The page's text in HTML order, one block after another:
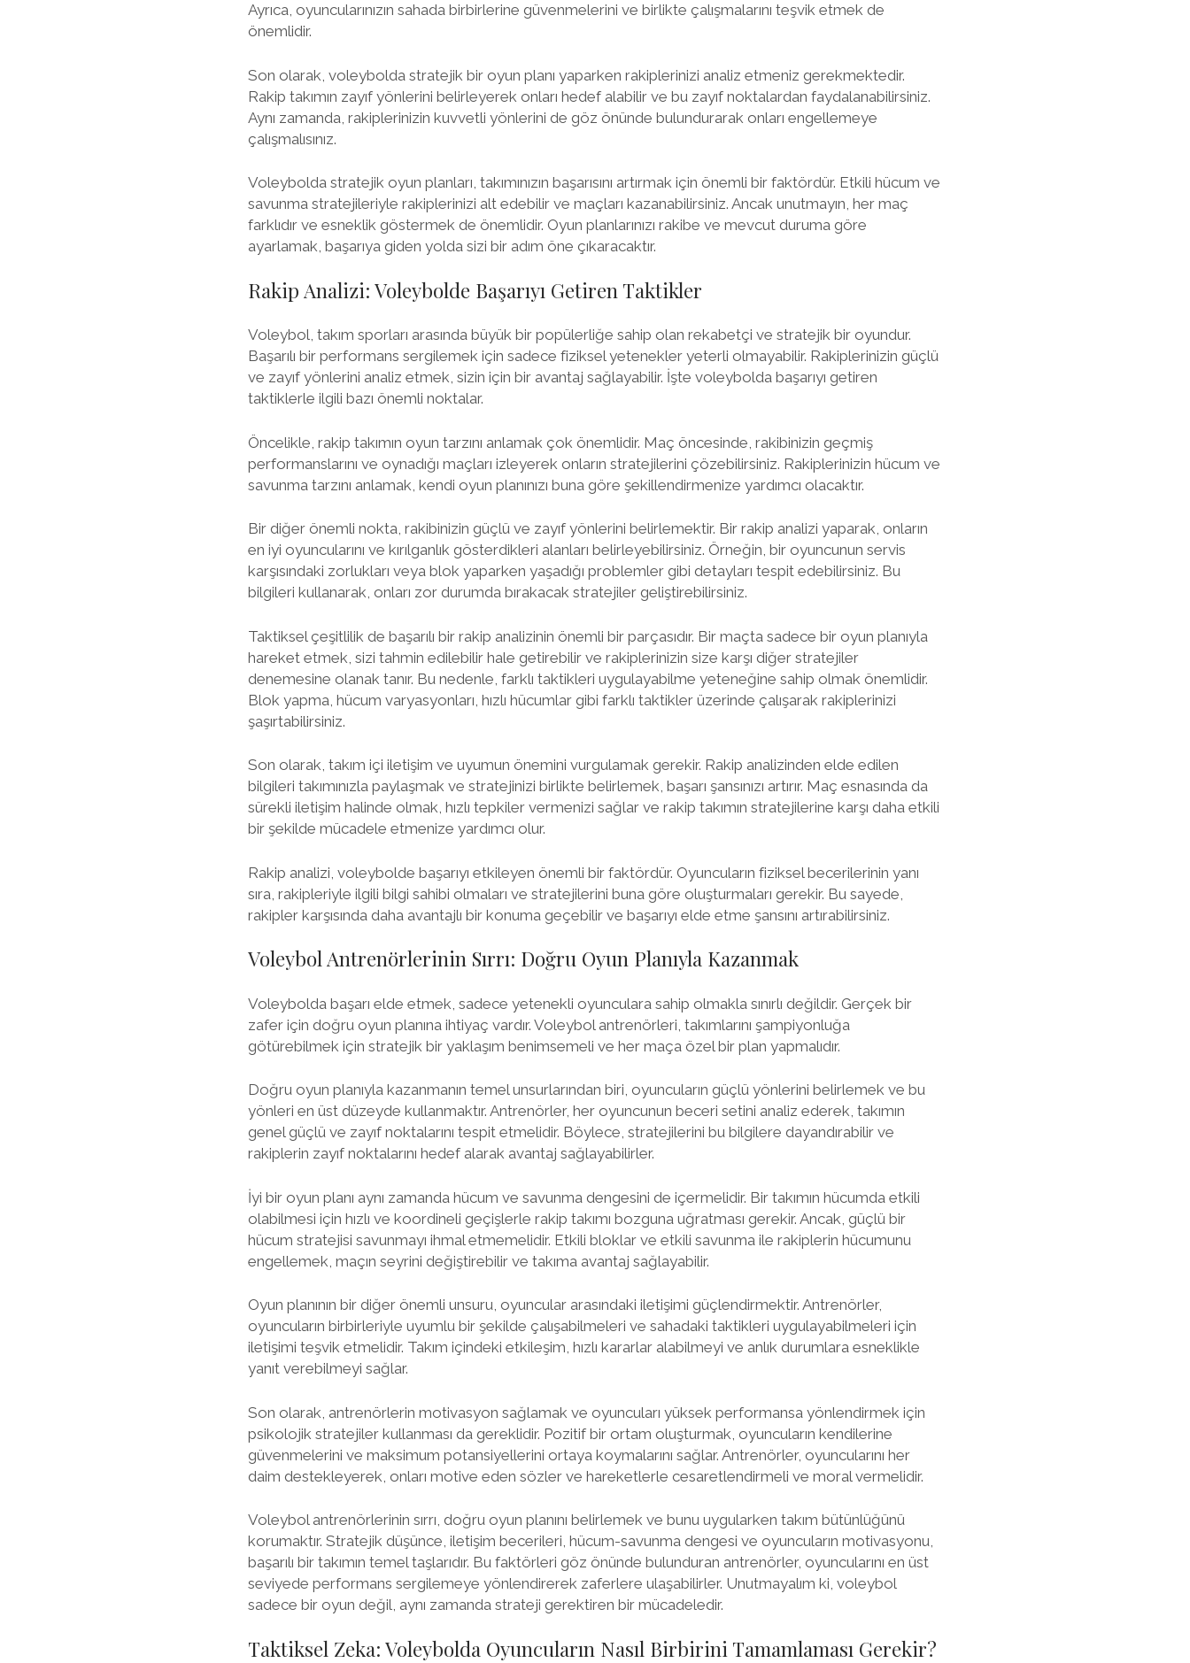
Ayrıca, oyuncularınızın sahada birbirlerine güvenmelerini ve birlikte çalışmalarını teşvik etmek de
önemlidir.
Son olarak, voleybolda stratejik bir oyun planı yaparken rakiplerinizi analiz etmeniz gerekmektedir.
Rakip takımın zayıf yönlerini belirleyerek onları hedef alabilir ve bu zayıf noktalardan faydalanabilirsiniz.
Aynı zamanda, rakiplerinizin kuvvetli yönlerini de göz önünde bulundurarak onları engellemeye
çalışmalısınız.
Voleybolda stratejik oyun planları, takımınızın başarısını artırmak için önemli bir faktördür. Etkili hücum ve
savunma stratejileriyle rakiplerinizi alt edebilir ve maçları kazanabilirsiniz. Ancak unutmayın, her maç
farklıdır ve esneklik göstermek de önemlidir. Oyun planlarınızı rakibe ve mevcut duruma göre
ayarlamak, başarıya giden yolda sizi bir adım öne çıkaracaktır.
Rakip Analizi: Voleybolde Başarıyı Getiren Taktikler
Voleybol, takım sporları arasında büyük bir popülerliğe sahip olan rekabetçi ve stratejik bir oyundur.
Başarılı bir performans sergilemek için sadece fiziksel yetenekler yeterli olmayabilir. Rakiplerinizin güçlü
ve zayıf yönlerini analiz etmek, sizin için bir avantaj sağlayabilir. İşte voleybolda başarıyı getiren
taktiklerle ilgili bazı önemli noktalar.
Öncelikle, rakip takımın oyun tarzını anlamak çok önemlidir. Maç öncesinde, rakibinizin geçmiş
performanslarını ve oynadığı maçları izleyerek onların stratejilerini çözebilirsiniz. Rakiplerinizin hücum ve
savunma tarzını anlamak, kendi oyun planınızı buna göre şekillendirmenize yardımcı olacaktır.
Bir diğer önemli nokta, rakibinizin güçlü ve zayıf yönlerini belirlemektir. Bir rakip analizi yaparak, onların
en iyi oyuncularını ve kırılganlık gösterdikleri alanları belirleyebilirsiniz. Örneğin, bir oyuncunun servis
karşısındaki zorlukları veya blok yaparken yaşadığı problemler gibi detayları tespit edebilirsiniz. Bu
bilgileri kullanarak, onları zor durumda bırakacak stratejiler geliştirebilirsiniz.
Taktiksel çeşitlilik de başarılı bir rakip analizinin önemli bir parçasıdır. Bir maçta sadece bir oyun planıyla
hareket etmek, sizi tahmin edilebilir hale getirebilir ve rakiplerinizin size karşı diğer stratejiler
denemesine olanak tanır. Bu nedenle, farklı taktikleri uygulayabilme yeteneğine sahip olmak önemlidir.
Blok yapma, hücum varyasyonları, hızlı hücumlar gibi farklı taktikler üzerinde çalışarak rakiplerinizi
şaşırtabilirsiniz.
Son olarak, takım içi iletişim ve uyumun önemini vurgulamak gerekir. Rakip analizinden elde edilen
bilgileri takımınızla paylaşmak ve stratejinizi birlikte belirlemek, başarı şansınızı artırır. Maç esnasında da
sürekli iletişim halinde olmak, hızlı tepkiler vermenizi sağlar ve rakip takımın stratejilerine karşı daha etkili
bir şekilde mücadele etmenize yardımcı olur.
Rakip analizi, voleybolde başarıyı etkileyen önemli bir faktördür. Oyuncuların fiziksel becerilerinin yanı
sıra, rakipleriyle ilgili bilgi sahibi olmaları ve stratejilerini buna göre oluşturmaları gerekir. Bu sayede,
rakipler karşısında daha avantajlı bir konuma geçebilir ve başarıyı elde etme şansını artırabilirsiniz.
Voleybol Antrenörlerinin Sırrı: Doğru Oyun Planıyla Kazanmak
Voleybolda başarı elde etmek, sadece yetenekli oyunculara sahip olmakla sınırlı değildir. Gerçek bir
zafer için doğru oyun planına ihtiyaç vardır. Voleybol antrenörleri, takımlarını şampiyonluğa
götürebilmek için stratejik bir yaklaşım benimsemeli ve her maça özel bir plan yapmalıdır.
Doğru oyun planıyla kazanmanın temel unsurlarından biri, oyuncuların güçlü yönlerini belirlemek ve bu
yönleri en üst düzeyde kullanmaktır. Antrenörler, her oyuncunun beceri setini analiz ederek, takımın
genel güçlü ve zayıf noktalarını tespit etmelidir. Böylece, stratejilerini bu bilgilere dayandırabilir ve
rakiplerin zayıf noktalarını hedef alarak avantaj sağlayabilirler.
İyi bir oyun planı aynı zamanda hücum ve savunma dengesini de içermelidir. Bir takımın hücumda etkili
olabilmesi için hızlı ve koordineli geçişlerle rakip takımı bozguna uğratması gerekir. Ancak, güçlü bir
hücum stratejisi savunmayı ihmal etmemelidir. Etkili bloklar ve etkili savunma ile rakiplerin hücumunu
engellemek, maçın seyrini değiştirebilir ve takıma avantaj sağlayabilir.
Oyun planının bir diğer önemli unsuru, oyuncular arasındaki iletişimi güçlendirmektir. Antrenörler,
oyuncuların birbirleriyle uyumlu bir şekilde çalışabilmeleri ve sahadaki taktikleri uygulayabilmeleri için
iletişimi teşvik etmelidir. Takım içindeki etkileşim, hızlı kararlar alabilmeyi ve anlık durumlara esneklikle
yanıt verebilmeyi sağlar.
Son olarak, antrenörlerin motivasyon sağlamak ve oyuncuları yüksek performansa yönlendirmek için
psikolojik stratejiler kullanması da gereklidir. Pozitif bir ortam oluşturmak, oyuncuların kendilerine
güvenmelerini ve maksimum potansiyellerini ortaya koymalarını sağlar. Antrenörler, oyuncularını her
daim destekleyerek, onları motive eden sözler ve hareketlerle cesaretlendirmeli ve moral vermelidir.
Voleybol antrenörlerinin sırrı, doğru oyun planını belirlemek ve bunu uygularken takım bütünlüğünü
korumaktır. Stratejik düşünce, iletişim becerileri, hücum-savunma dengesi ve oyuncuların motivasyonu,
başarılı bir takımın temel taşlarıdır. Bu faktörleri göz önünde bulunduran antrenörler, oyuncularını en üst
seviyede performans sergilemeye yönlendirerek zaferlere ulaşabilirler. Unutmayalım ki, voleybol
sadece bir oyun değil, aynı zamanda strateji gerektiren bir mücadeledir.
Taktiksel Zeka: Voleybolda Oyuncuların Nasıl Birbirini Tamamlaması Gerekir?